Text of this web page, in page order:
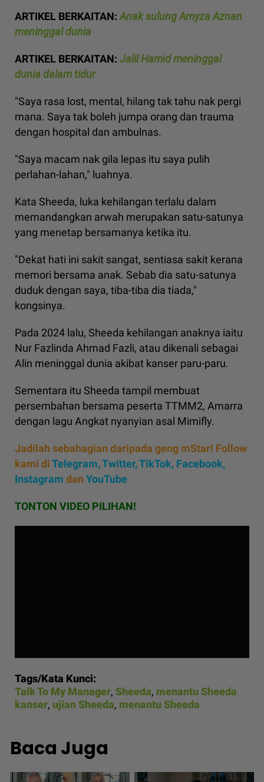
ARTIKEL BERKAITAN:Anak sulung Amyza Aznan
meninggal dunia
ARTIKEL BERKAITAN: Jalil Hamid meninggal
dunia dalam tidur
"Saya rasa lost, mental, hilang tak tahu nak pergi
mana. Saya tak boleh jumpa orang dan trauma
dengan hospital dan ambulnas.
"Saya macam nak gila lepas itu saya pulih
perlahan-lahan," luahnya.
Kata Sheeda, luka kehilangan terlalu dalam
memandangkan arwah merupakan satu-satunya
yang menetap bersamanya ketika itu.
"Dekat hati ini sakit sangat, sentiasa sakit kerana
memori bersama anak. Sebab dia satu-satunya
duduk dengan saya, tiba-tiba dia tiada,"
kongsinya.
Pada 2024 lalu, Sheeda kehilangan anaknya iaitu
Nur Fazlinda Ahmad Fazli, atau dikenali sebagai
Alin meninggal dunia akibat kanser paru-paru.
Sementara itu Sheeda tampil membuat
persembahan bersama peserta TTMM2, Amarra
dengan lagu Angkat nyanyian asal Mimifly.
Jadilah sebahagian daripada geng mStar! Follow
kami diTelegram,Twitter,TikTok, Facebook,
Instagram dan YouTube
TONTON VIDEO PILIHAN!
Tags/Kata Kunci:
Talk To My Manager, Sheeda, menantu Sheeda
kanser, ujian Sheeda, menantu Sheeda
Baca Juga